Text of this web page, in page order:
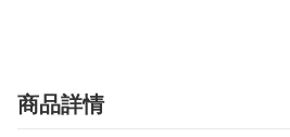
商品詳情